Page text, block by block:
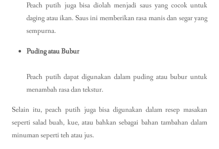
Peach putih juga bisa diolah menjadi saus yang cocok untuk
daging atau ikan. Saus ini memberikan rasa manis dan segar yang
sempurna.
Puding atau Bubur
Peach putih dapat digunakan dalam puding atau bubur untuk
menambah rasa dan tekstur.
Selain itu, peach putih juga bisa digunakan dalam resep masakan
seperti salad buah, kue, atau bahkan sebagai bahan tambahan dalam
minuman seperti teh atau jus.